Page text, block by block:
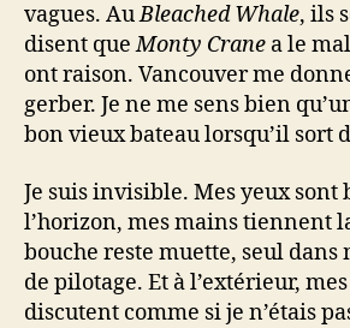
vagues. AuBleached Whale, ils
disent queMonty Crane a le
ont raison. Vancouver me
gerber. Je ne me sens bien
bon vieux bateau lorsqu’il sort
Je suis invisible. Mes yeux sont
l’horizon, mes mains tiennent
bouche reste muette, seul dans
de pilotage. Et à l’extérieur,
discutent comme si je n’étais